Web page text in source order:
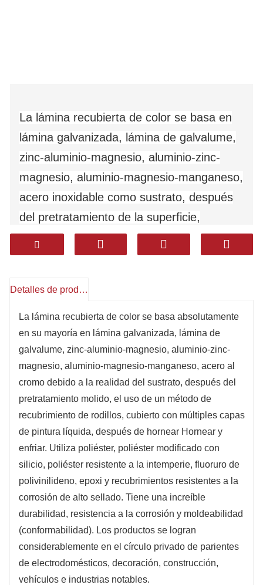
La lámina recubierta de color se basa en
lámina galvanizada, lámina de galvalume,
zinc-aluminio-magnesio, aluminio-zinc-
magnesio, aluminio-magnesio-manganeso,
acero inoxidable como sustrato, después
del pretratamiento de la superficie,
utilizando un método de recubrimiento de
rodillos, recubierto con múltiples capas de
Hornear y enfriar. Utiliza poliéster, poliéster
modificado con silicio, poliéster resistente
a la intemperie, fluoruro de polivinilideno,
epoxi y recubrimientos resistentes a la
corrosión de alto sellado. Tiene una
excelente durabilidad, resistencia a la
corrosión y moldeabilidad
(conformabilidad). Los productos son
ampliamente utilizados en
electrodomésticos, decoración,
construcción, automoción y otras
industrias.
Detalles de producto
La lámina recubierta de color se basa absolutamente
en su mayoría en lámina galvanizada, lámina de
galvalume, zinc-aluminio-magnesio, aluminio-zinc-
magnesio, aluminio-magnesio-manganeso, acero al
cromo debido a la realidad del sustrato, después del
pretratamiento molido, el uso de un método de
recubrimiento de rodillos, cubierto con múltiples capas
de pintura líquida, después de hornear Hornear y
enfriar. Utiliza poliéster, poliéster modificado con
silicio, poliéster resistente a la intemperie, fluoruro de
polivinilideno, epoxi y recubrimientos resistentes a la
corrosión de alto sellado. Tiene una increíble
durabilidad, resistencia a la corrosión y moldeabilidad
(conformabilidad). Los productos se logran
considerablemente en el círculo privado de parientes
de electrodomésticos, decoración, construcción,
vehículos e industrias notables.